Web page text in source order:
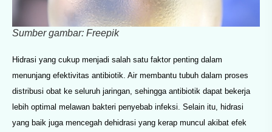
Sumber gambar: Freepik
Hidrasi yang cukup menjadi salah satu faktor penting dalam
menunjang efektivitas antibiotik. Air membantu tubuh dalam proses
distribusi obat ke seluruh jaringan, sehingga antibiotik dapat bekerja
lebih optimal melawan bakteri penyebab infeksi. Selain itu, hidrasi
yang baik juga mencegah dehidrasi yang kerap muncul akibat efek